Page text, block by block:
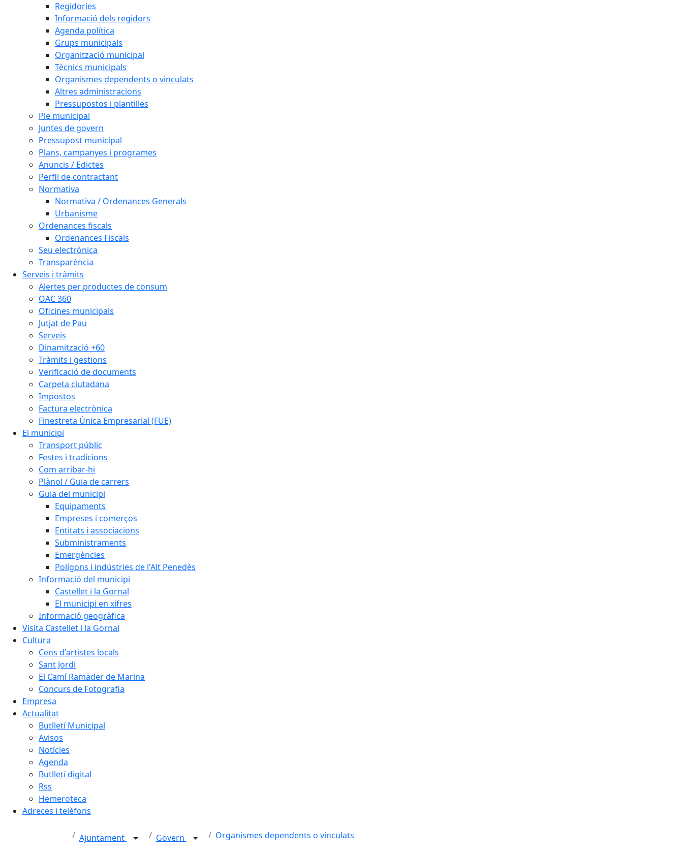
Regidories
Informació dels regidors
Agenda política
Grups municipals
Organització municipal
Tècnics municipals
Organismes dependents o vinculats
Altres administracions
Pressupostos i plantilles
Ple municipal
Juntes de govern
Pressupost municipal
Plans, campanyes i programes
Anuncis / Edictes
Perfil de contractant
Normativa
Normativa / Ordenances Generals
Urbanisme
Ordenances fiscals
Ordenances Fiscals
Seu electrònica
Transparència
Serveis i tràmits
Alertes per productes de consum
OAC 360
Oficines municipals
Jutjat de Pau
Serveis
Dinamització +60
Tràmits i gestions
Verificació de documents
Carpeta ciutadana
Impostos
Factura electrònica
Finestreta Única Empresarial (FUE)
El municipi
Transport públic
Festes i tradicions
Com arribar-hi
Plànol / Guia de carrers
Guia del municipi
Equipaments
Empreses i comerços
Entitats i associacions
Subministraments
Emergències
Polígons i indústries de l'Alt Penedès
Informació del municipi
Castellet i la Gornal
El municipi en xifres
Informació geogràfica
Visita Castellet i la Gornal
Cultura
Cens d'artistes locals
Sant Jordi
El Camí Ramader de Marina
Concurs de Fotografia
Empresa
Actualitat
Butlletí Municipal
Avisos
Notícies
Agenda
Butlletí digital
Rss
Hemeroteca
Adreces i telèfons
Ajuntament Govern Organismes dependents o vinculats